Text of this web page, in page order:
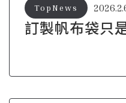
訂製帆布袋只
TopNews